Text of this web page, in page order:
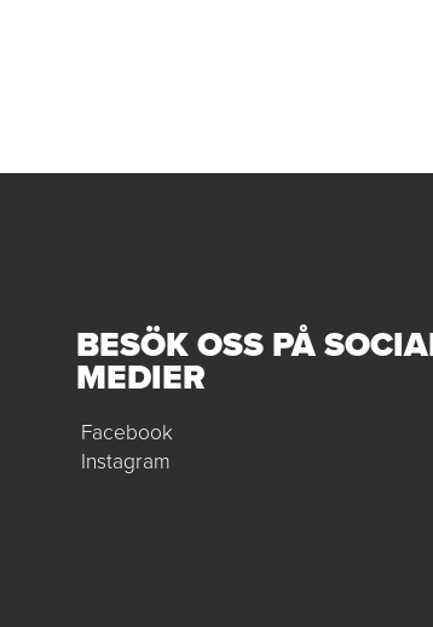
BESÖK OSS PÅ
MEDIER
Facebook
Instagram